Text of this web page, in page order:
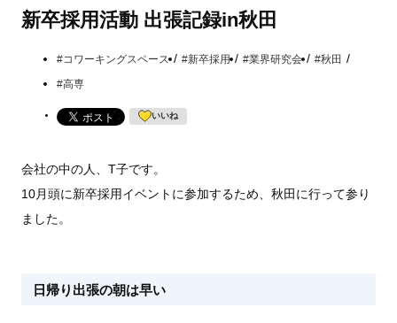
新卒採用活動 出張記録in秋田
#コワーキングスペース #新卒採用 #業界研究会
#秋田
#高専
会社の中の人、T子です。
10月頭に新卒採用イベントに参加するため、秋田に行って参り
ました。
日帰り出張の朝は早い